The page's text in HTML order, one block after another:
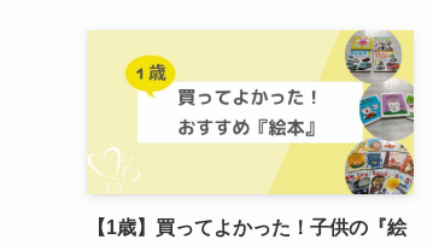
【1歳】買ってよかった！子供の『絵